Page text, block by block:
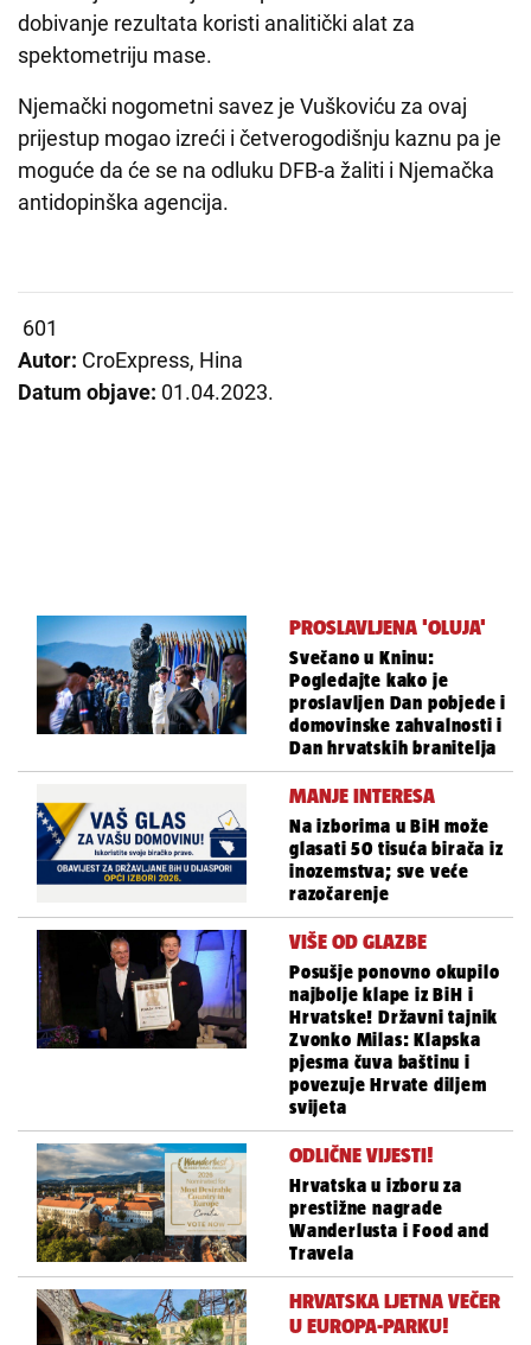
dobivanje rezultata koristi analitički alat za
spektometriju mase.
Njemački nogometni savez je Vuškoviću za ovaj
prijestup mogao izreći i četverogodišnju kaznu pa je
moguće da će se na odluku DFB-a žaliti i Njemačka
antidopinška agencija.
601
Autor: CroExpress, Hina
Datum objave: 01.04.2023.
PROSLAVLJENA 'OLUJA'
Svečano u Kninu:
Pogledajte kako je
proslavljen Dan pobjede i
domovinske zahvalnosti i
Dan hrvatskih branitelja
MANJE INTERESA
Na izborima u BiH može
glasati 50 tisuća birača iz
inozemstva; sve veće
razočarenje
VIŠE OD GLAZBE
Posušje ponovno okupilo
najbolje klape iz BiH i
Hrvatske! Državni tajnik
Zvonko Milas: Klapska
pjesma čuva baštinu i
povezuje Hrvate diljem
svijeta
ODLIČNE VIJESTI!
Hrvatska u izboru za
prestižne nagrade
Wanderlusta i Food and
Travela
HRVATSKA LJETNA VEČER
U EUROPA-PARKU!